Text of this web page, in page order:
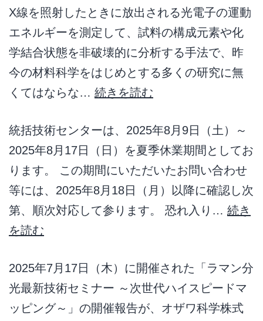
X線を照射したときに放出される光電子の運動
エネルギーを測定して、試料の構成元素や化
学結合状態を非破壊的に分析する手法で、昨
今の材料科学をはじめとする多くの研究に無
くてはならな… 続きを読む
統括技術センターは、2025年8月9日（土）～
2025年8月17日（日）を夏季休業期間としてお
ります。 この期間にいただいたお問い合わせ
等には、2025年8月18日（月）以降に確認し次
第、順次対応して参ります。 恐れ入り… 続き
を読む
2025年7月17日（木）に開催された「ラマン分
光最新技術セミナー ～次世代ハイスピードマ
ッピング～」の開催報告が、オザワ科学株式